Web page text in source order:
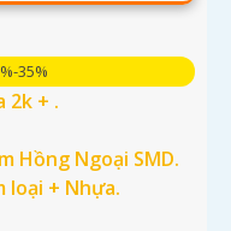
35%
2k + .
Hồng Ngoại SMD.
loại + Nhựa.